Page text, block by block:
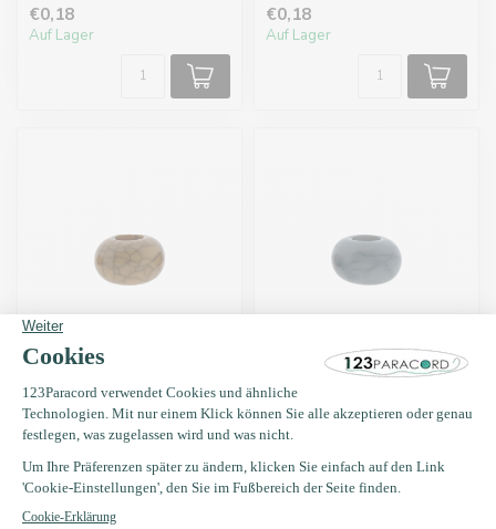
€0,18
Auf Lager
€0,18
Auf Lager
Paracord Perle
8X14MM Braun
Auf Lager
Paracord Perle
8X14MM Grau
Auf Lager